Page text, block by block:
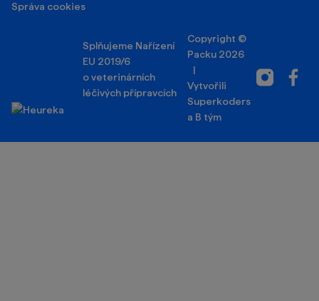
Správa cookies
Splňujeme Nařízení
EU 2019/6
o veterinárních
léčivých přípravcích
Copyright ©
Packu 2026
|
Vytvořili
Superkoders
a B tým
Instagram